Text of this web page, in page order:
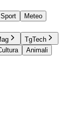
Sport
Meteo
TgTech
Animali